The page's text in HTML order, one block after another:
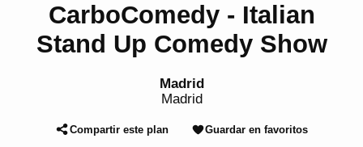
CarboComedy - Italian
Stand Up Comedy Show
Madrid
Madrid
Compartir este plan Guardar en favoritos